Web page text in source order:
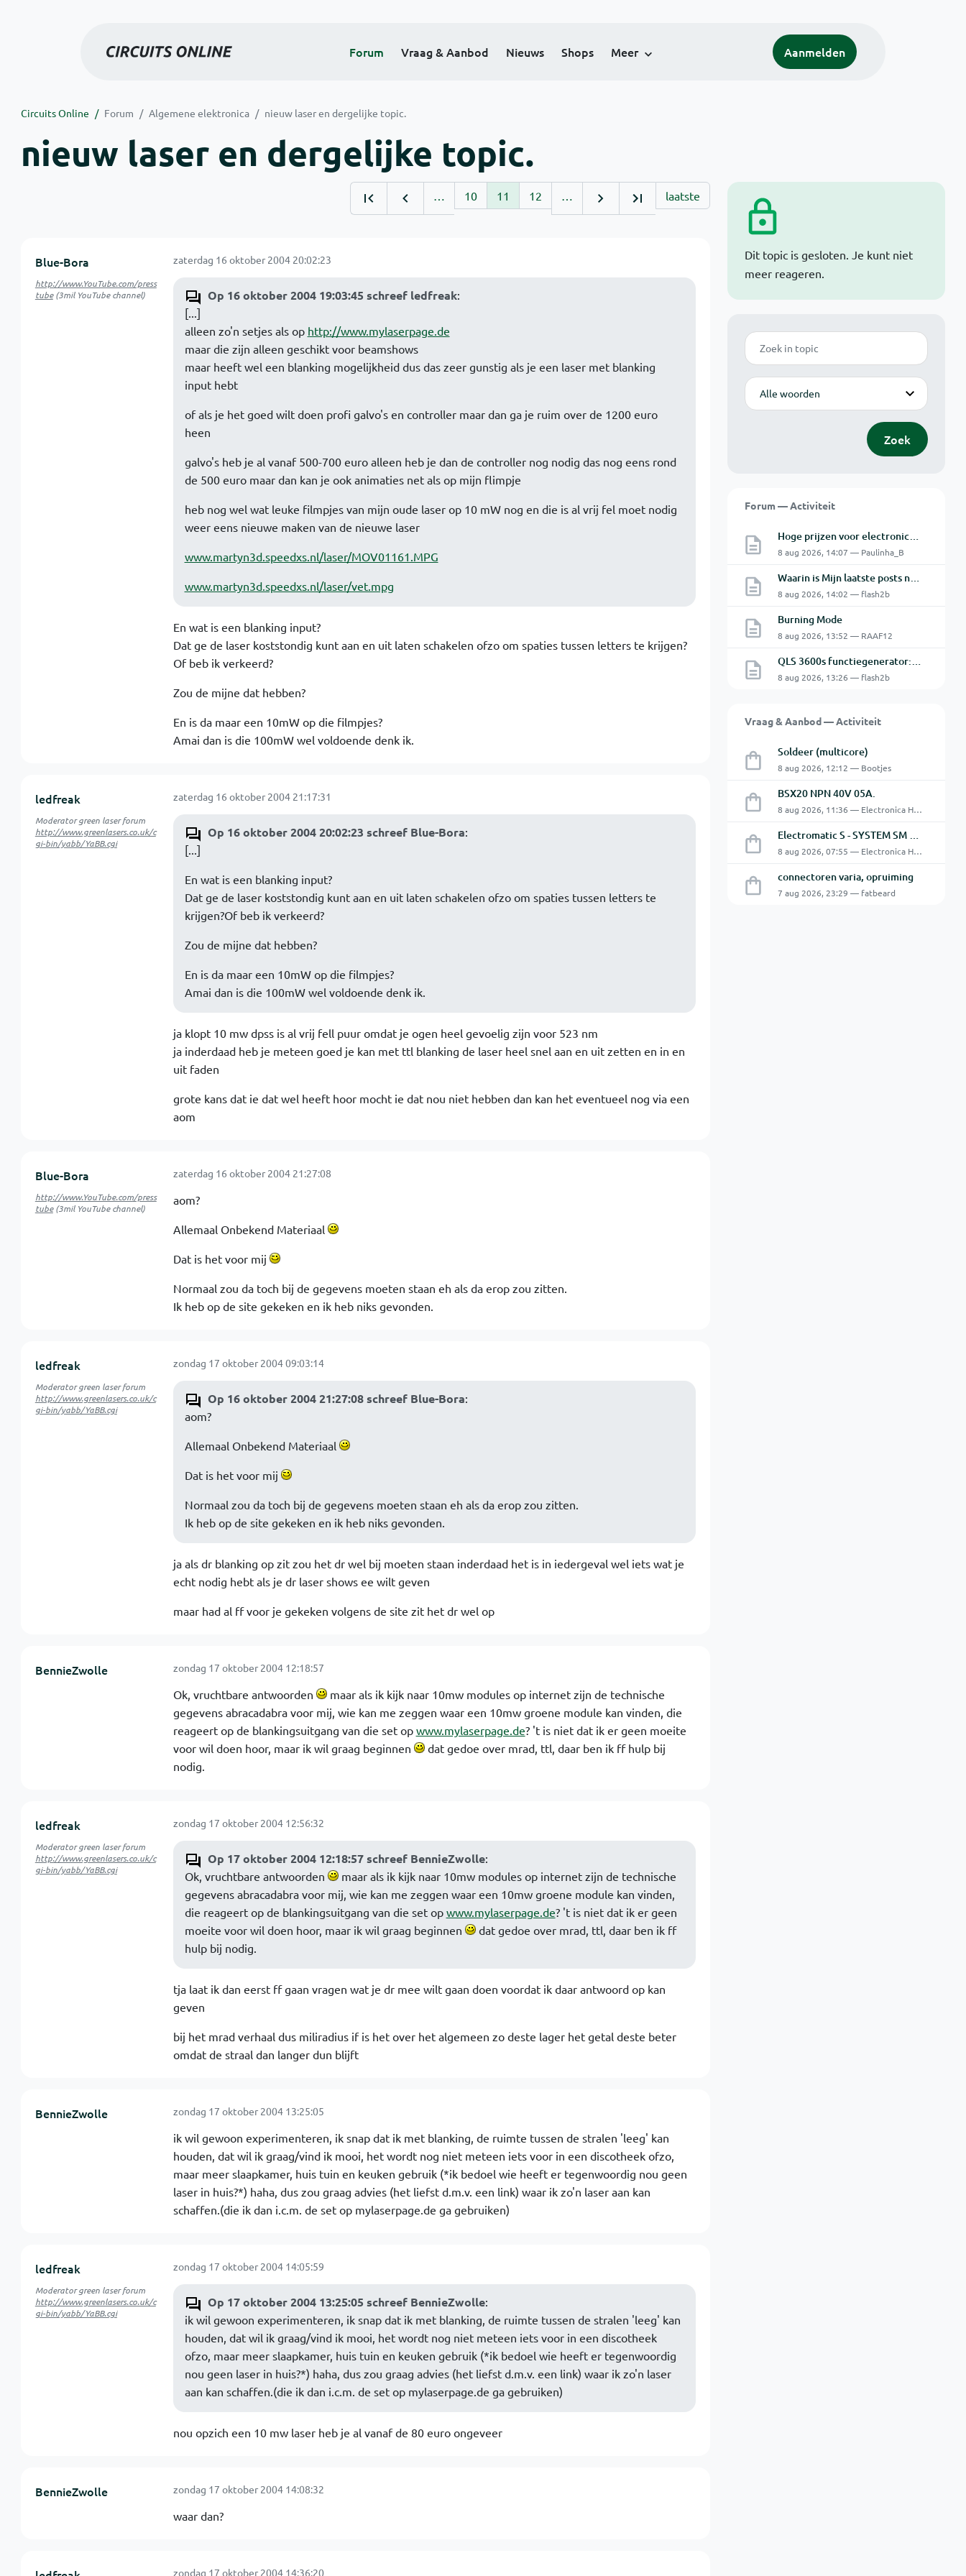
Forum Vraag & Aanbod Nieuws Shops Meer Aanmelden
Circuits Online Forum Algemene elektronica nieuw laser en dergelijke topic.
nieuw laser en dergelijke topic.
Dit topic is gesloten. Je kunt niet
meer reageren.
Zoek
Modus
Zoek
Forum — Activiteit
Hoge prijzen voor electronica hobbyisten
8 aug 2026, 14:07 — Paulinha_B
Waarin is Mijn laatste posts niet Mijn laatste posts ?
8 aug 2026, 14:02 — flash2b
Burning Mode
8 aug 2026, 13:52 — RAAF12
QLS 3600s functiegenerator: software verbinden lukt niet.
8 aug 2026, 13:26 — flash2b
Vraag & Aanbod — Activiteit
Soldeer (multicore)
8 aug 2026, 12:12 — Bootjes
BSX20 NPN 40V 05A.
8 aug 2026, 11:36 — Electronica Hobbyist
Electromatic S - SYSTEM SM 125 220
8 aug 2026, 07:55 — Electronica Hobbyist
connectoren varia, opruiming
7 aug 2026, 23:29 — fatbeard
… 10 11 12 … laatste
Blue-Bora
http://www.YouTube.com/press
tube(3mil YouTube channel)
zaterdag 16 oktober 2004 20:02:23
Op 16 oktober 2004 19:03:45 schreef ledfreak:
[...]
alleen zo'n setjes als op http://www.mylaserpage.de
maar die zijn alleen geschikt voor beamshows
maar heeft wel een blanking mogelijkheid dus das zeer gunstig als je een laser met blanking
input hebt
of als je het goed wilt doen profi galvo's en controller maar dan ga je ruim over de 1200 euro
heen
galvo's heb je al vanaf 500-700 euro alleen heb je dan de controller nog nodig das nog eens rond
de 500 euro maar dan kan je ook animaties net als op mijn flimpje
heb nog wel wat leuke filmpjes van mijn oude laser op 10 mW nog en die is al vrij fel moet nodig
weer eens nieuwe maken van de nieuwe laser
www.martyn3d.speedxs.nl/laser/MOV01161.MPG
www.martyn3d.speedxs.nl/laser/vet.mpg
En wat is een blanking input?
Dat ge de laser koststondig kunt aan en uit laten schakelen ofzo om spaties tussen letters te krijgen?
Of beb ik verkeerd?
Zou de mijne dat hebben?
En is da maar een 10mW op die filmpjes?
Amai dan is die 100mW wel voldoende denk ik.
ledfreak
Moderator green laser forum
http://www.greenlasers.co.uk/c
gi-bin/yabb/YaBB.cgi
zaterdag 16 oktober 2004 21:17:31
Op 16 oktober 2004 20:02:23 schreef Blue-Bora:
[...]
En wat is een blanking input?
Dat ge de laser koststondig kunt aan en uit laten schakelen ofzo om spaties tussen letters te
krijgen?Of beb ik verkeerd?
Zou de mijne dat hebben?
En is da maar een 10mW op die filmpjes?
Amai dan is die 100mW wel voldoende denk ik.
ja klopt 10 mw dpss is al vrij fell puur omdat je ogen heel gevoelig zijn voor 523 nm
ja inderdaad heb je meteen goed je kan met ttl blanking de laser heel snel aan en uit zetten en in en
uit faden
grote kans dat ie dat wel heeft hoor mocht ie dat nou niet hebben dan kan het eventueel nog via een
aom
Blue-Bora
http://www.YouTube.com/press
tube(3mil YouTube channel)
zaterdag 16 oktober 2004 21:27:08
aom?
Allemaal Onbekend Materiaal
Dat is het voor mij
Normaal zou da toch bij de gegevens moeten staan eh als da erop zou zitten.
Ik heb op de site gekeken en ik heb niks gevonden.
ledfreak
Moderator green laser forum
http://www.greenlasers.co.uk/c
gi-bin/yabb/YaBB.cgi
zondag 17 oktober 2004 09:03:14
Op 16 oktober 2004 21:27:08 schreef Blue-Bora:
aom?
Allemaal Onbekend Materiaal
Dat is het voor mij
Normaal zou da toch bij de gegevens moeten staan eh als da erop zou zitten.
Ik heb op de site gekeken en ik heb niks gevonden.
ja als dr blanking op zit zou het dr wel bij moeten staan inderdaad het is in iedergeval wel iets wat je
echt nodig hebt als je dr laser shows ee wilt geven
maar had al ff voor je gekeken volgens de site zit het dr wel op
BennieZwolle zondag 17 oktober 2004 12:18:57
Ok, vruchtbare antwoorden
maar als ik kijk naar 10mw modules op internet zijn de technische
gegevens abracadabra voor mij, wie kan me zeggen waar een 10mw groene module kan vinden, die
reageert op de blankingsuitgang van die set op www.mylaserpage.de? 't is niet dat ik er geen moeite
voor wil doen hoor, maar ik wil graag beginnen
dat gedoe over mrad, ttl, daar ben ik ff hulp bij
nodig.
ledfreak
Moderator green laser forum
http://www.greenlasers.co.uk/c
gi-bin/yabb/YaBB.cgi
zondag 17 oktober 2004 12:56:32
Op 17 oktober 2004 12:18:57 schreef BennieZwolle:
Ok, vruchtbare antwoorden
maar als ik kijk naar 10mw modules op internet zijn de technische
gegevens abracadabra voor mij, wie kan me zeggen waar een 10mw groene module kan vinden,
die reageert op de blankingsuitgang van die set op www.mylaserpage.de? 't is niet dat ik er geen
moeite voor wil doen hoor, maar ik wil graag beginnen
dat gedoe over mrad, ttl, daar ben ik ff
hulp bij nodig.
tja laat ik dan eerst ff gaan vragen wat je dr mee wilt gaan doen voordat ik daar antwoord op kan
geven
bij het mrad verhaal dus miliradius if is het over het algemeen zo deste lager het getal deste beter
omdat de straal dan langer dun blijft
BennieZwolle zondag 17 oktober 2004 13:25:05
ik wil gewoon experimenteren, ik snap dat ik met blanking, de ruimte tussen de stralen 'leeg' kan
houden, dat wil ik graag/vind ik mooi, het wordt nog niet meteen iets voor in een discotheek ofzo,
maar meer slaapkamer, huis tuin en keuken gebruik (*ik bedoel wie heeft er tegenwoordig nou geen
laser in huis?*) haha, dus zou graag advies (het liefst d.m.v. een link) waar ik zo'n laser aan kan
schaffen.(die ik dan i.c.m. de set op mylaserpage.de ga gebruiken)
ledfreak
Moderator green laser forum
http://www.greenlasers.co.uk/c
gi-bin/yabb/YaBB.cgi
zondag 17 oktober 2004 14:05:59
Op 17 oktober 2004 13:25:05 schreef BennieZwolle:
ik wil gewoon experimenteren, ik snap dat ik met blanking, de ruimte tussen de stralen 'leeg' kan
houden, dat wil ik graag/vind ik mooi, het wordt nog niet meteen iets voor in een discotheek
ofzo, maar meer slaapkamer, huis tuin en keuken gebruik (*ik bedoel wie heeft er tegenwoordig
nou geen laser in huis?*) haha, dus zou graag advies (het liefst d.m.v. een link) waar ik zo'n laser
aan kan schaffen.(die ik dan i.c.m. de set op mylaserpage.de ga gebruiken)
nou opzich een 10 mw laser heb je al vanaf de 80 euro ongeveer
BennieZwolle zondag 17 oktober 2004 14:08:32
waar dan?
zondag 17 oktober 2004 14:36:20